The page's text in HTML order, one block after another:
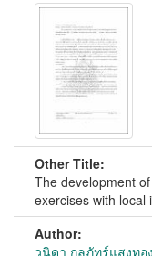
Other Title:
The development
exercises with
Author:
วนิดา กุลภัทร์แสงทอง